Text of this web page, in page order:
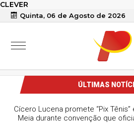
CLEVER
Quinta, 06 de Agosto de 2026
ÚLTIMAS
Cícero Lucena promete “Pix
Meia durante convenção que